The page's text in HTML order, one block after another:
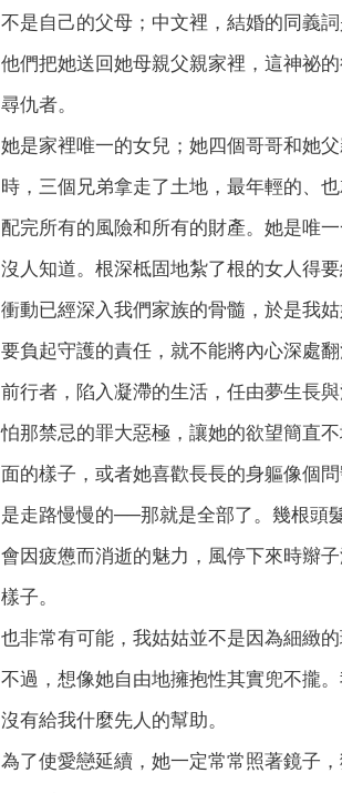
不是自己的父母；中文裡，結婚的同義
他們把她送回她母親父親家裡，這神祕
尋仇者。
她是家裡唯一的女兒；她四個哥哥和她
時，三個兄弟拿走了土地，最年輕的、
配完所有的風險和所有的財產。她是唯
沒人知道。根深柢固地紮了根的女人得
衝動已經深入我們家族的骨髓，於是我姑
要負起守護的責任，就不能將內心深處
前行者，陷入凝滯的生活，任由夢生長
怕那禁忌的罪大惡極，讓她的欲望簡直
面的樣子，或者她喜歡長長的身軀像個
是走路慢慢的──那就是全部了。幾根頭
會因疲憊而消逝的魅力，風停下來時辮
樣子。
也非常有可能，我姑姑並不是因為細緻
不過，想像她自由地擁抱性其實兜不攏
沒有給我什麼先人的幫助。
為了使愛戀延續，她一定常常照著鏡子